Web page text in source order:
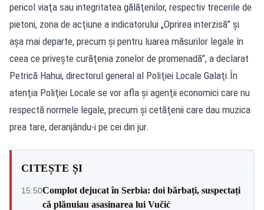
pericol viaţa sau integritatea gălăţenilor, respectiv trecerile de
pietoni, zona de acţiune a indicatorului „Oprirea interzisă” şi
aşa mai departe, precum şi pentru luarea măsurilor legale în
ceea ce priveşte curăţenia zonelor de promenadă”, a declarat
Petrică Hahui, directorul general al Poliţiei Locale Galaţi.În
atenţia Poliţiei Locale se vor afla şi agenţii economici care nu
respectă normele legale, precum şi cetăţenii care dau muzica
prea tare, deranjându-i pe cei din jur.
CITEȘTE ȘI
15:50Complot dejucat în Serbia: doi bărbați, suspectați
că plănuiau asasinarea lui Vučić